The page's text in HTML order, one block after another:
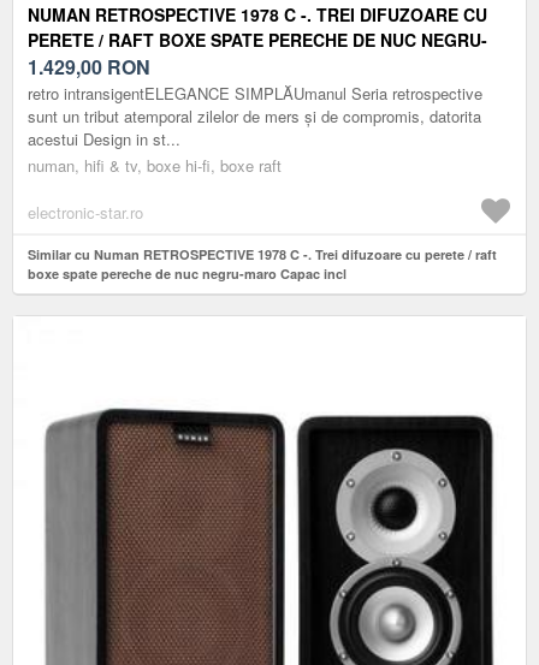
NUMAN RETROSPECTIVE 1978 C -. TREI DIFUZOARE CU
PERETE / RAFT BOXE SPATE PERECHE DE NUC NEGRU-
MARO CAPAC INCL
1.429,00 RON
retro intransigentELEGANCE SIMPLĂUmanul Seria retrospective
sunt un tribut atemporal zilelor de mers și de compromis, datorita
acestui Design in st...
numan, hifi & tv, boxe hi-fi, boxe raft
electronic-star.ro
Similar cu Numan RETROSPECTIVE 1978 C -. Trei difuzoare cu perete / raft
boxe spate pereche de nuc negru-maro Capac incl